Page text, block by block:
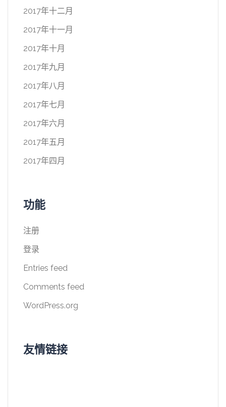
2017年十二月
2017年十一月
2017年十月
2017年九月
2017年八月
2017年七月
2017年六月
2017年五月
2017年四月
功能
注册
登录
Entries feed
Comments feed
WordPress.org
友情链接